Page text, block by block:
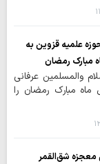
علمیه قزوین به
مبارک رمضان
والمسلمین عرفانی
مبارک رمضان را
معجزه شق‌القمر